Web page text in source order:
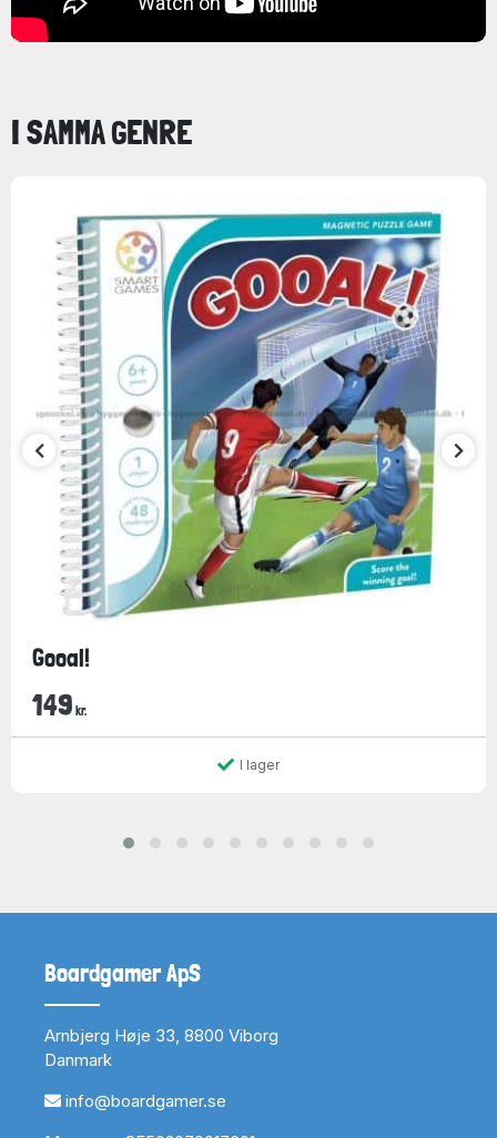
I SAMMA GENRE
Gooal!
149 kr.
I lager
Boardgamer ApS
Arnbjerg Høje 33, 8800 Viborg
Danmark
info@boardgamer.se